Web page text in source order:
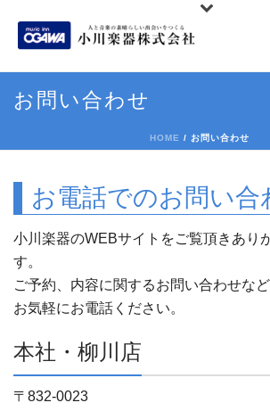
お問い合わせ
HOME / お問い合わせ
お電話でのお問い合
小川楽器のWEBサイトをご覧頂きあり
す。
ご予約、内容に関するお問い合わせな
お気軽にお電話ください。
本社・柳川店
〒832-0023